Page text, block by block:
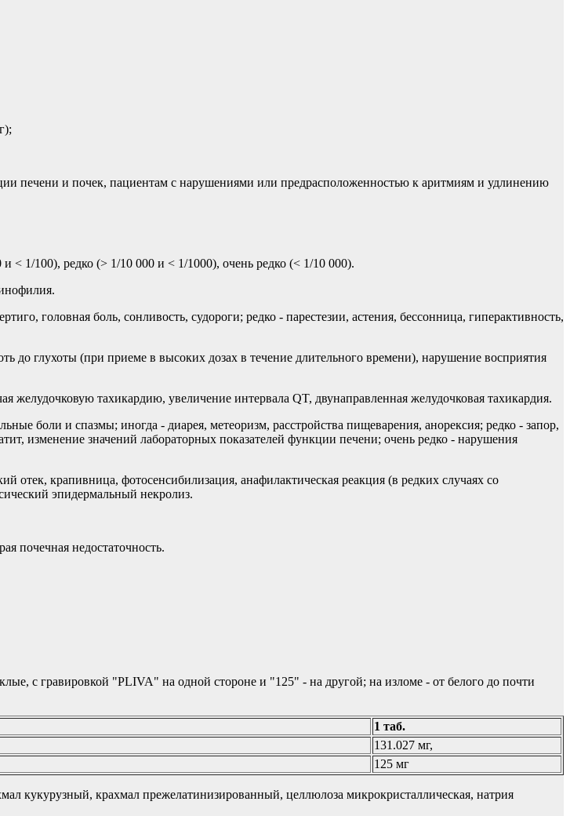
печени и почек, пациентам с нарушениями или предрасположенностью к аритмиям и удлинению
< 1/100), редко (> 1/10 000 и < 1/1000), очень редко (< 1/10 000).
головная боль, сонливость, судороги; редко - парестезии, астения, бессонница, гиперактивность,
до глухоты (при приеме в высоких дозах в течение длительного времени), нарушение восприятия
желудочковую тахикардию, увеличение интервала QT, двунаправленная желудочковая тахикардия.
боли и спазмы; иногда - диарея, метеоризм, расстройства пищеварения, анорексия; редко - запор,
изменение значений лабораторных показателей функции печени; очень редко - нарушения
отек, крапивница, фотосенсибилизация, анафилактическая реакция (в редких случаях со
эпидермальный некролиз.
почечная недостаточность.
с гравировкой "PLIVA" на одной стороне и "125" - на другой; на изломе - от белого до почти
1 таб.
131.027 мг,
125 мг
кукурузный, крахмал прежелатинизированный, целлюлоза микрокристаллическая, натрия